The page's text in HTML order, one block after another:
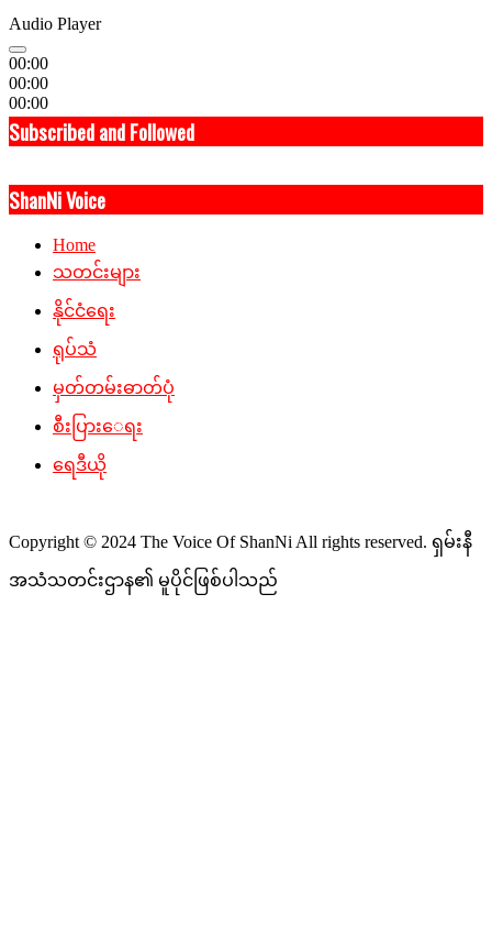
Audio Player
00:00
00:00
00:00
Subscribed and Followed
ShanNi Voice
Home
သတင်းများ
နိုင်ငံရေး
ရုပ်သံ
မှတ်တမ်းဓာတ်ပုံ
စီးပြားေရး
ရေဒီယို
Copyright © 2024 The Voice Of ShanNi All rights reserved. ရှမ်းနီ
အသံသတင်းဌာန၏ မူပိုင်ဖြစ်ပါသည်